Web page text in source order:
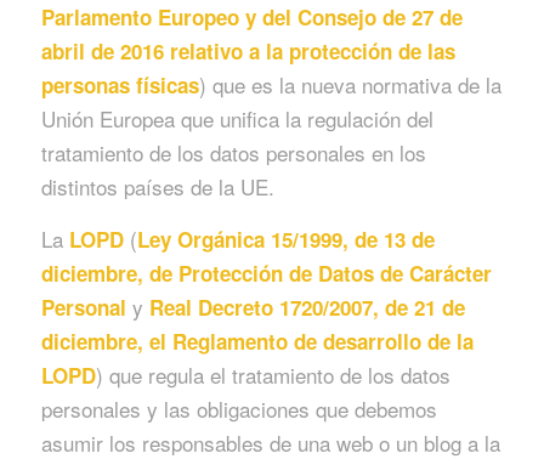
Parlamento Europeo y del Consejo de 27 de
abril de 2016 relativo a la protección de las
personas físicas) que es la nueva normativa de la
Unión Europea que unifica la regulación del
tratamiento de los datos personales en los
distintos países de la UE.
La LOPD(Ley Orgánica 15/1999, de 13 de
diciembre, de Protección de Datos de Carácter
Personal y Real Decreto 1720/2007, de 21 de
diciembre, el Reglamento de desarrollo de la
LOPD) que regula el tratamiento de los datos
personales y las obligaciones que debemos
asumir los responsables de una web o un blog a la